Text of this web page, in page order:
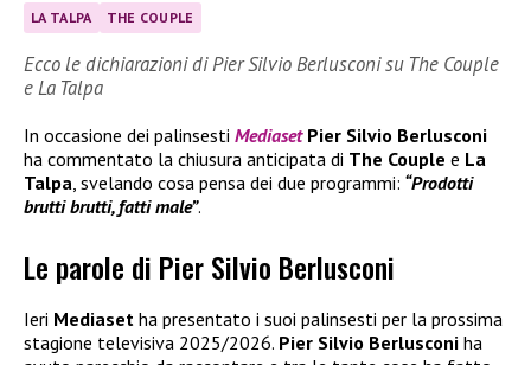
LA TALPA THE COUPLE
Ecco le dichiarazioni di Pier Silvio Berlusconi su The Couple
e La Talpa
In occasione dei palinsesti Mediaset Pier Silvio Berlusconi
ha commentato la chiusura anticipata di The Couple e La
Talpa, svelando cosa pensa dei due programmi: “Prodotti
brutti brutti, fatti male”.
Le parole di Pier Silvio Berlusconi
Ieri Mediaset ha presentato i suoi palinsesti per la prossima
stagione televisiva 2025/2026. Pier Silvio Berlusconi ha